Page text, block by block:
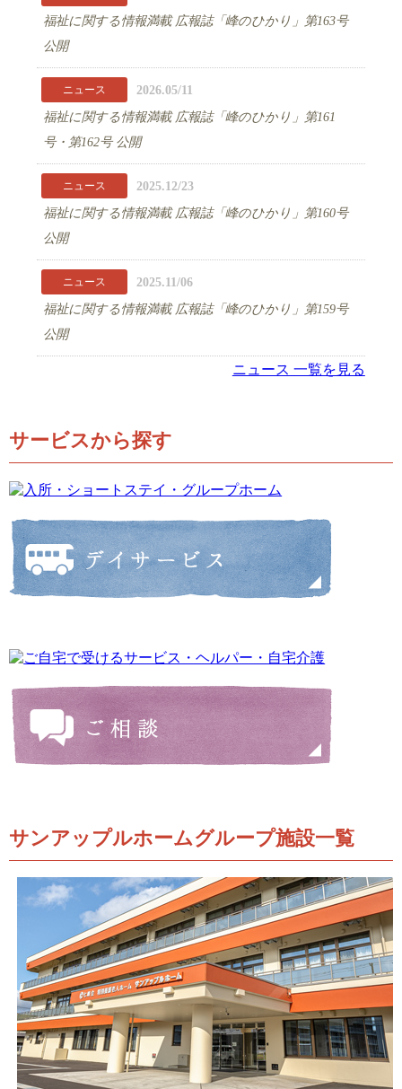
福祉に関する情報満載 広報誌「峰のひかり」第163号
公開
ニュース
2026.05/11
福祉に関する情報満載 広報誌「峰のひかり」第161
号・第162号 公開
ニュース
2025.12/23
福祉に関する情報満載 広報誌「峰のひかり」第160号
公開
ニュース
2025.11/06
福祉に関する情報満載 広報誌「峰のひかり」第159号
公開
ニュース 一覧を見る
サービスから探す
サンアップルホームグループ施設一覧